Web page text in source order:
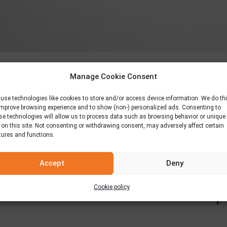
Manage Cookie Consent
use technologies like cookies to store and/or access device information. We do
browsing experience and to show (non-) personalized ads. Consenting to
technologies will allow us to process data such as browsing behavior or unique
on this site. Not consenting or withdrawing consent, may adversely affect certain
and functions.
Accept Deny
Cookie policy
με την καθημερινή μας εξέλιξη.
και εμπειρία, είμαστε καθημερινά παρόντες στο τραπέζι
και πολύ χρώμα, οι πιτούλες μας είναι όλες εδώ!
καλαμποκιού, κυπριακή, αραβικός άρτος και η μοναδική μας…